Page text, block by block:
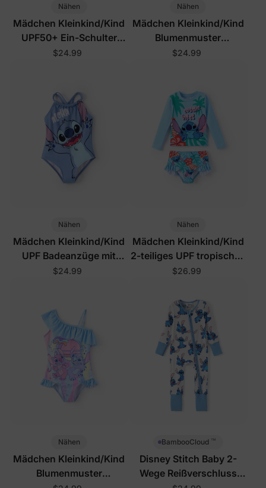
Nähen
Mädchen Kleinkind/Kind
UPF50+ Ein-Schulter
Badeanzug mit Rüschen
$24.99
Nähen
Mädchen Kleinkind/Kind
Blumenmuster
Badeanzüge Lila
$24.99
Nähen
Mädchen Kleinkind/Kind
UPF Badeanzüge mit
Blumenmuster Blau
$24.99
Nähen
Mädchen Kleinkind/Kind
2-teiliges UPF tropisches
Badeanzug-Set Blau
$26.99
Nähen
Mädchen Kleinkind/Kind
Blumenmuster
BambooCloud ™
Disney Stitch Baby 2-
Wege Reißverschluss